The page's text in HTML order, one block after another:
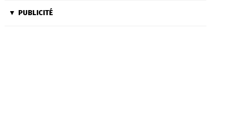
PUBLICITÉ